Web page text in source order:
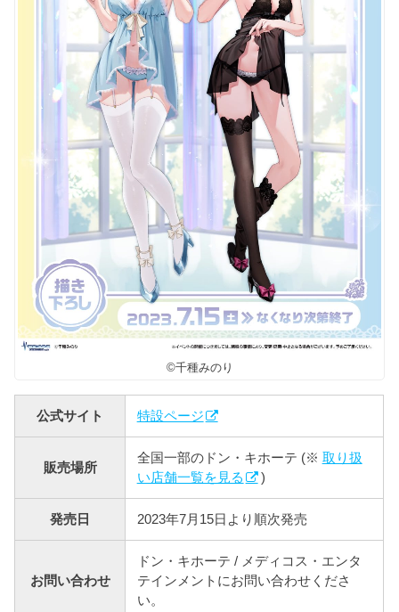
©千種みのり
公式サイト 特設ページ
販売場所
全国一部のドン・キホーテ (※ 取り扱
い店舗一覧を見る
)
発売日 2023年7月15日より順次発売
お問い合わせ
ドン・キホーテ / メディコス・エンタ
テインメントにお問い合わせくださ
い。